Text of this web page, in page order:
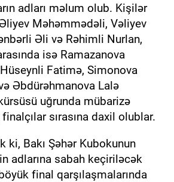
adları məlum olub. Kişilər
Məhəmmədəli, Vəliyev
Əli və Rəhimli Nurlan,
isə Ramazanova
Fatimə, Simonova
Əbdürəhmanova Lalə
uğrunda mübarizə
sırasına daxil olublar.
ki, Bakı Şəhər Kubokunun
adlarına sabah keçiriləcək
final qarşılaşmalarında